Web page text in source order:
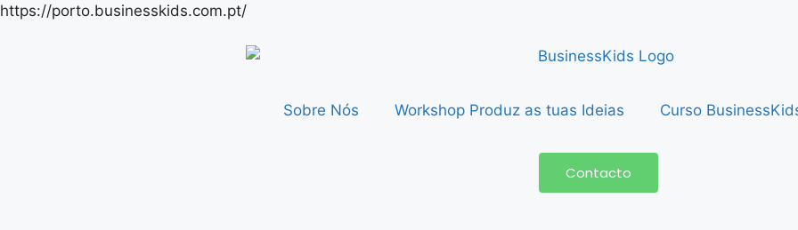
https://porto.businesskids.com.pt/
Sobre Nós Workshop Produz as tuas Ideias Curso
Contacto